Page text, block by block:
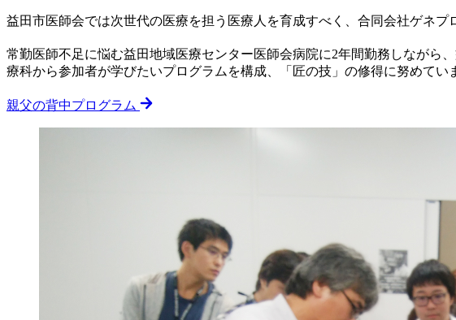
益田市医師会では次世代の医療を担う医療人を育成すべく、合同会社ゲネ
常勤医師不足に悩む益田地域医療センター医師会病院に2年間勤務しながら
療科から参加者が学びたいプログラムを構成、「匠の技」の修得に努めてい
親父の背中プログラム